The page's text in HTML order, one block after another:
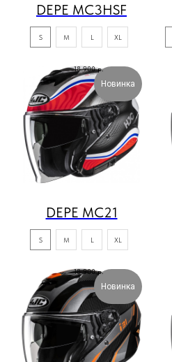
DEPE MC3HSF
18 900 р.
S M L XL
Новинка
DEPE MC21
18 900 р.
S M L XL
Новинка